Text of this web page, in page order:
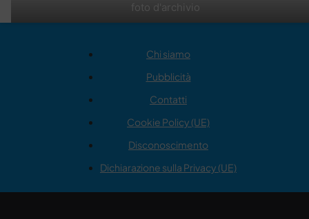
foto d'archivio
Chi siamo
Pubblicità
Contatti
Cookie Policy (UE)
Disconoscimento
Dichiarazione sulla Privacy (UE)